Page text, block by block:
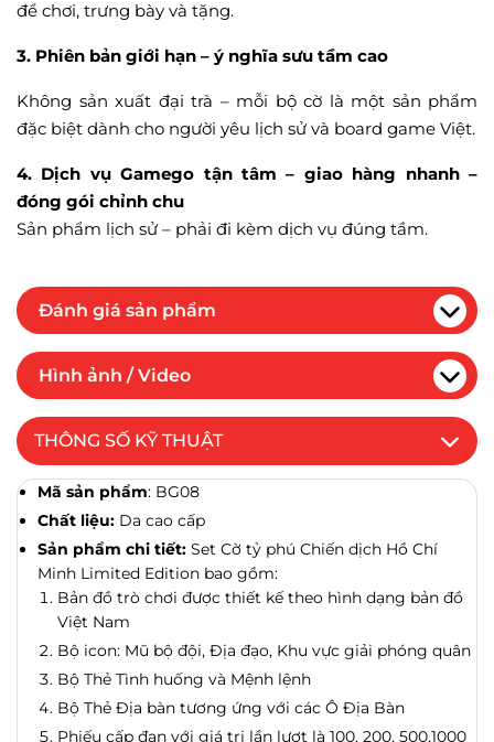
để chơi, trưng bày và tặng.
3. Phiên bản giới hạn – ý nghĩa sưu tầm cao
Không sản xuất đại trà – mỗi bộ cờ là một sản phẩm
đặc biệt dành cho người yêu lịch sử và board game Việt.
4. Dịch vụ Gamego tận tâm – giao hàng nhanh –
đóng gói chỉnh chu
Sản phẩm lịch sử – phải đi kèm dịch vụ đúng tầm.
Đánh giá sản phẩm
Hình ảnh / Video
THÔNG SỐ KỸ THUẬT
Mã sản phẩm: BG08
Chất liệu: Da cao cấp
Sản phẩm chi tiết: Set Cờ tỷ phú Chiến dịch Hồ Chí
Minh Limited Edition bao gồm:
Bản đồ trò chơi được thiết kế theo hình dạng bản đồ
Việt Nam
Bộ icon: Mũ bộ đội, Địa đạo, Khu vực giải phóng quân
Bộ Thẻ Tình huống và Mệnh lệnh
Bộ Thẻ Địa bàn tương ứng với các Ô Địa Bàn
Phiếu cấp đạn với giá trị lần lượt là 100, 200, 500,1000